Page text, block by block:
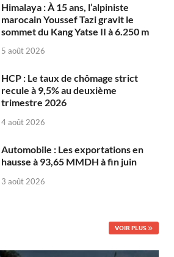
Himalaya : À 15 ans, l’alpiniste
marocain Youssef Tazi gravit le
sommet du Kang Yatse II à 6.250 m
5 août 2026
HCP : Le taux de chômage strict
recule à 9,5% au deuxième
trimestre 2026
4 août 2026
Automobile : Les exportations en
hausse à 93,65 MMDH à fin juin
3 août 2026
VOIR PLUS